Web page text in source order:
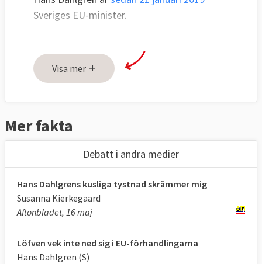
Sveriges EU-minister.
Visa mer +
Mer fakta
Debatt i andra medier
Hans Dahlgrens kusliga tystnad skrämmer mig
Susanna Kierkegaard
Aftonbladet, 16 maj
Löfven vek inte ned sig i EU-förhandlingarna
Hans Dahlgren (S)